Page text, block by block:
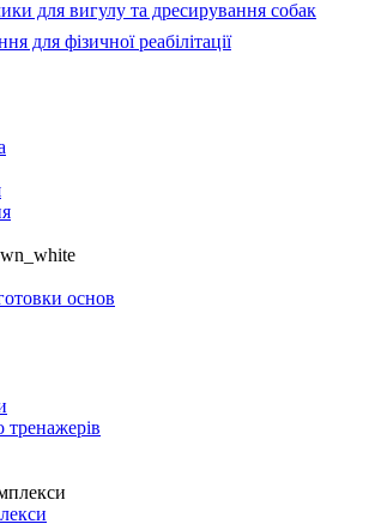
для вигулу та дресирування собак
для фізичної реабілітації
основ
тренажерів